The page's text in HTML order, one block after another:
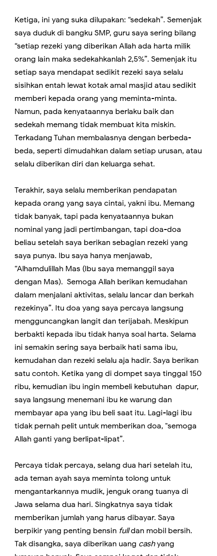
Ketiga, ini yang suka dilupakan: “sedekah”. Semenjak
saya duduk di bangku SMP, guru saya sering bilang
“setiap rezeki yang diberikan Allah ada harta milik
orang lain maka sedekahkanlah 2,5%”. Semenjak itu
setiap saya mendapat sedikit rezeki saya selalu
sisihkan entah lewat kotak amal masjid atau sedikit
memberi kepada orang yang meminta-minta.
Namun, pada kenyataannya berlaku baik dan
sedekah memang tidak membuat kita miskin.
Terkadang Tuhan membalasnya dengan berbeda-
beda, seperti dimudahkan dalam setiap urusan, atau
selalu diberikan diri dan keluarga sehat.
Terakhir, saya selalu memberikan pendapatan
kepada orang yang saya cintai, yakni ibu. Memang
tidak banyak, tapi pada kenyataannya bukan
nominal yang jadi pertimbangan, tapi doa-doa
beliau setelah saya berikan sebagian rezeki yang
saya punya. Ibu saya hanya menjawab,
“Alhamdulillah Mas (Ibu saya memanggil saya
dengan Mas). Semoga Allah berikan kemudahan
dalam menjalani aktivitas, selalu lancar dan berkah
rezekinya”. Itu doa yang saya percaya langsung
mengguncangkan langit dan terijabah. Meskipun
berbakti kepada ibu tidak hanya soal harta. Selama
ini semakin sering saya berbaik hati sama ibu,
kemudahan dan rezeki selalu aja hadir. Saya berikan
satu contoh. Ketika yang di dompet saya tinggal 150
ribu, kemudian ibu ingin membeli kebutuhan dapur,
saya langsung menemani ibu ke warung dan
membayar apa yang ibu beli saat itu. Lagi-lagi ibu
tidak pernah pelit untuk memberikan doa, "semoga
Allah ganti yang berlipat-lipat”.
Percaya tidak percaya, selang dua hari setelah itu,
ada teman ayah saya meminta tolong untuk
mengantarkannya mudik, jenguk orang tuanya di
Jawa selama dua hari. Singkatnya saya tidak
memberikan jumlah yang harus dibayar. Saya
berpikir yang penting bensin fulldan mobil bersih.
Tak disangka, saya diberikan uang cashyang